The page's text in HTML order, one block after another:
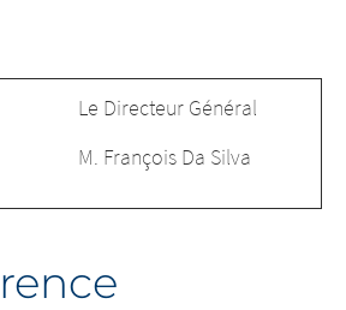
Le Directeur Général
M. François Da Silva